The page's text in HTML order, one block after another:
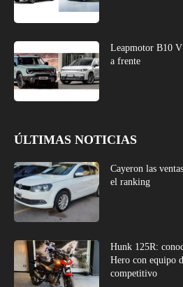
Leapmotor B10
a frente
ÚLTIMAS NOTICIAS
Cayeron las
el ranking
Hunk 125R:
Hero con equipo
competitivo